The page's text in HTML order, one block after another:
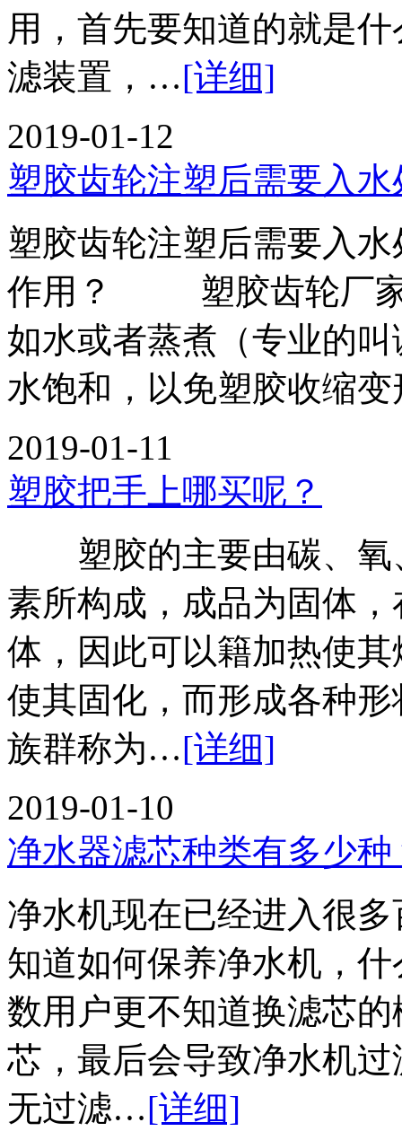
用，首先要知道的就是
滤装置，…[详细]
2019-01-12
塑胶齿轮注塑后需要入水
塑胶齿轮注塑后需要入
作用？ 塑胶齿轮厂家
如水或者蒸煮（专业的
水饱和，以免塑胶收缩
2019-01-11
塑胶把手上哪买呢？
塑胶的主要由碳、氧
素所构成，成品为固体
体，因此可以籍加热使
使其固化，而形成各种
族群称为…[详细]
2019-01-10
净水器滤芯种类有多少种
净水机现在已经进入很
知道如何保养净水机，
数用户更不知道换滤芯
芯，最后会导致净水机
无过滤…[详细]